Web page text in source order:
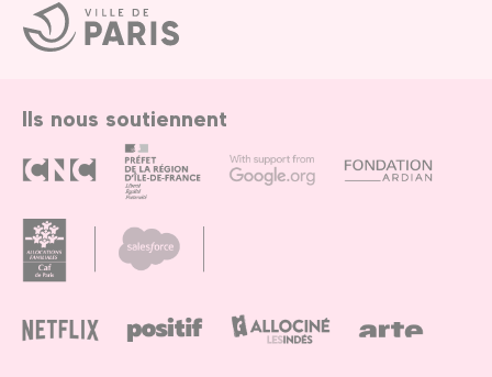
Ville
de
Paris
Ils nous soutiennent